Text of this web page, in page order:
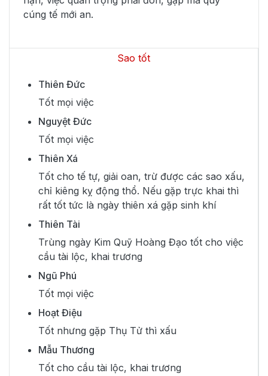
cúng tế mới an.
Sao tốt
Thiên Đức
Tốt mọi việc
Nguyệt Đức
Tốt mọi việc
Thiên Xá
Tốt cho tế tự, giải oan, trừ được các sao xấu,
chỉ kiêng kỵ động thổ. Nếu gặp trực khai thì
rất tốt tức là ngày thiên xá gặp sinh khí
Thiên Tài
Trùng ngày Kim Quỹ Hoàng Đạo tốt cho việc
cầu tài lộc, khai trương
Ngũ Phú
Tốt mọi việc
Hoạt Điệu
Tốt nhưng gặp Thụ Tử thì xấu
Mẫu Thương
Tốt cho cầu tài lộc, khai trương